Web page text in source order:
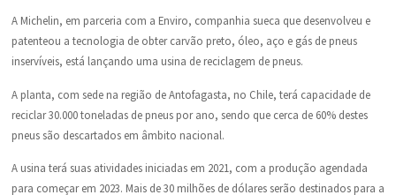
A Michelin, em parceria com a Enviro, companhia sueca que desenvolveu e
patenteou a tecnologia de obter carvão preto, óleo, aço e gás de pneus
inservíveis, está lançando uma usina de reciclagem de pneus.
A planta, com sede na região de Antofagasta, no Chile, terá capacidade de
reciclar 30.000 toneladas de pneus por ano, sendo que cerca de 60% destes
pneus são descartados em âmbito nacional.
A usina terá suas atividades iniciadas em 2021, com a produção agendada
para começar em 2023. Mais de 30 milhões de dólares serão destinados para a